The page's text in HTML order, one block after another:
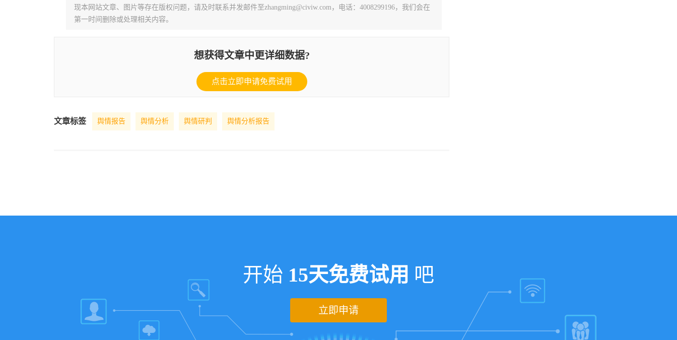
现本网站文章、图片等存在版权问题，请及时联系并发邮件至zhangming@civiw.com，电话：4008299196，我们会在
第一时间删除或处理相关内容。
想获得文章中更详细数据?
点击立即申请免费试用
文章标签 舆情报告 舆情分析 舆情研判 舆情分析报告
开始 15天免费试用 吧
立即申请